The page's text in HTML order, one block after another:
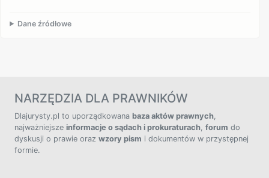
Dane źródłowe
NARZĘDZIA DLA PRAWNIKÓW
Dlajurysty.pl to uporządkowana baza aktów prawnych,
najważniejsze informacje o sądach i prokuraturach, forum do
dyskusji o prawie oraz wzory pism i dokumentów w przystępnej
formie.